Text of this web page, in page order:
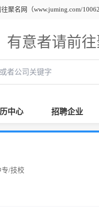
聚名网（www.juming.com/
意者请前
中心 招聘企业
专/技校